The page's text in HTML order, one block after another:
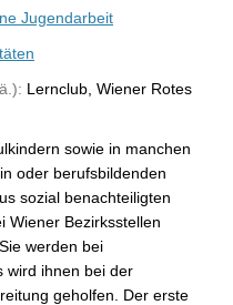
Jugendarbeit
Lernclub, Wiener Rotes
sowie in manchen
oder berufsbildenden
sozial benachteiligten
Wiener Bezirksstellen
werden bei
wird ihnen bei der
geholfen. Der erste